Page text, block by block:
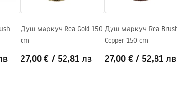
Душ маркуч Rea Gold 150
cm
27,00 € / 52,81 лв
Душ маркуч Rea
Copper 150 cm
27,00 € / 52,81 лв